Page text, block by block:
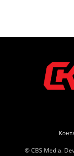
© CBS Media.